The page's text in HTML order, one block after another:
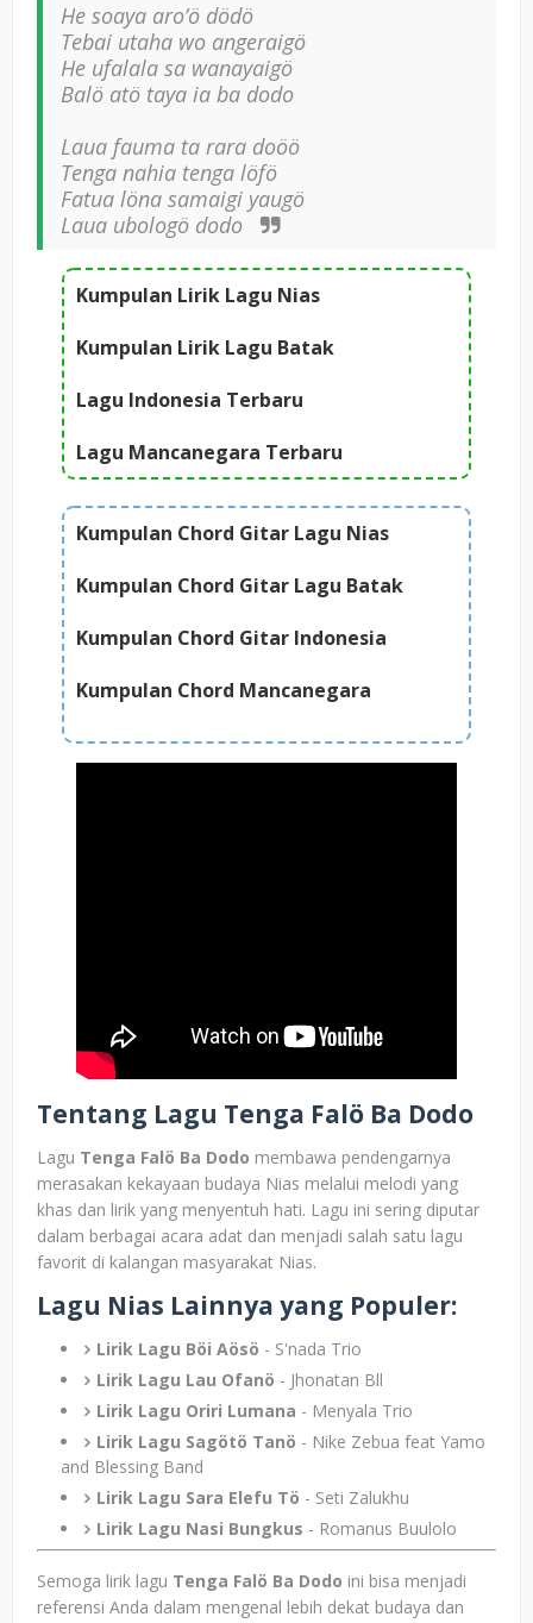
He soaya aro’ö dödö
Tebai utaha wo angeraigö
He ufalala sa wanayaigö
Balö atö taya ia ba dodo
Laua fauma ta rara doöö
Tenga nahia tenga löfö
Fatua löna samaigi yaugö
Laua ubologö dodo
Kumpulan Lirik Lagu Nias
Kumpulan Lirik Lagu Batak
Lagu Indonesia Terbaru
Lagu Mancanegara Terbaru
Kumpulan Chord Gitar Lagu Nias
Kumpulan Chord Gitar Lagu Batak
Kumpulan Chord Gitar Indonesia
Kumpulan Chord Mancanegara
Tentang Lagu Tenga Falö Ba Dodo
Lagu Tenga Falö Ba Dodo membawa pendengarnya
merasakan kekayaan budaya Nias melalui melodi yang
khas dan lirik yang menyentuh hati. Lagu ini sering diputar
dalam berbagai acara adat dan menjadi salah satu lagu
favorit di kalangan masyarakat Nias.
Lagu Nias Lainnya yang Populer:
Lirik Lagu Böi Aösö - S'nada Trio
Lirik Lagu Lau Ofanö - Jhonatan Bll
Lirik Lagu Oriri Lumana - Menyala Trio
Lirik Lagu Sagötö Tanö - Nike Zebua feat Yamo
and Blessing Band
Lirik Lagu Sara Elefu Tö - Seti Zalukhu
Lirik Lagu Nasi Bungkus - Romanus Buulolo
Semoga lirik lagu Tenga Falö Ba Dodo ini bisa menjadi
referensi Anda dalam mengenal lebih dekat budaya dan